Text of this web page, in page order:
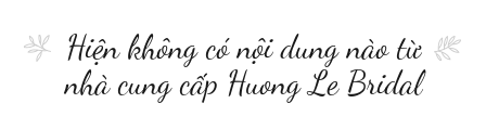
Hiện không có nội dung nào từ
nhà cung cấp Huong Le Bridal